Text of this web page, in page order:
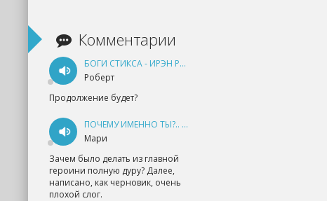
Комментарии
БОГИ СТИКСА - ИРЭН РУДКЕВИЧ
Роберт
Продолжение будет?
ПОЧЕМУ ИМЕННО ТЫ?.. КНИГА 1 - ЕКАТЕРИНА ЮДИНА
Мари
Зачем было делать из главной
героини полную дуру? Далее,
написано, как черновик, очень
плохой слог.